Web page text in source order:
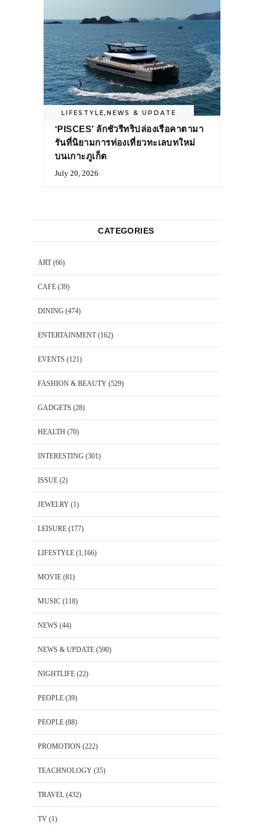
LIFESTYLE, NEWS & UPDATE
‘PISCES’ ลักชัวรีทริปล่องเรือคาตามา
รันที่นิยามการท่องเที่ยวทะเลบทใหม่
บนเกาะภูเก็ต
July 20, 2026
CATEGORIES
ART(66)
CAFE (39)
DINING (474)
ENTERTAINMENT(162)
EVENTS (121)
FASHION & BEAUTY (529)
GADGETS (28)
HEALTH (70)
INTERESTING (301)
ISSUE (2)
JEWELRY (1)
LEISURE (177)
LIFESTYLE (1,166)
MOVIE (81)
MUSIC (118)
NEWS (44)
NEWS & UPDATE (590)
NIGHTLIFE (22)
PEOPLE (39)
PEOPLE (88)
PROMOTION (222)
TEACHNOLOGY (35)
TRAVEL (432)
TV (1)